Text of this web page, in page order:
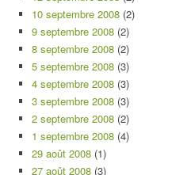
10 septembre 2008 (2)
9 septembre 2008 (2)
8 septembre 2008 (2)
5 septembre 2008 (3)
4 septembre 2008 (3)
3 septembre 2008 (3)
2 septembre 2008 (2)
1 septembre 2008 (4)
29 août 2008 (1)
27 août 2008 (3)